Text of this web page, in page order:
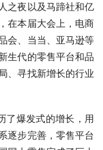
之夜以及马蹄社和亿
在本届大会上，电商
会、当当、亚马逊等
生代的零售平台和品
、寻找新增长的行业
了爆发式的增长，用
逐步完善，零售平台